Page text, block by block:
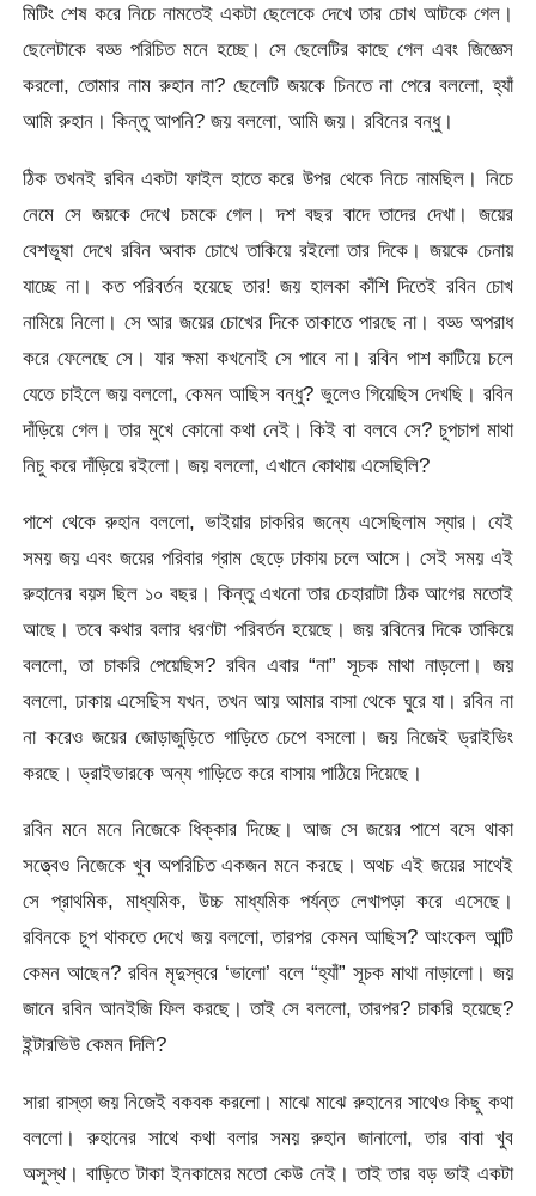
মিটিং শেষ করে নিচে নামতেই একটা ছেলেকে দেখে তার চোখ আটকে গেল।
ছেলেটাকে বড্ড পরিচিত মনে হচ্ছে। সে ছেলেটির কাছে গেল এবং জিজ্ঞেস
করলো, তোমার নাম রুহান না? ছেলেটি জয়কে চিনতে না পেরে বললো, হ্যাঁ
আমি রুহান। কিন্তু আপনি? জয় বললো, আমি জয়। রবিনের বন্ধু।
ঠিক তখনই রবিন একটা ফাইল হাতে করে উপর থেকে নিচে নামছিল। নিচে
নেমে সে জয়কে দেখে চমকে গেল। দশ বছর বাদে তাদের দেখা। জয়ের
বেশভূষা দেখে রবিন অবাক চোখে তাকিয়ে রইলো তার দিকে। জয়কে চেনায়
যাচ্ছে না। কত পরিবর্তন হয়েছে তার! জয় হালকা কাঁশি দিতেই রবিন চোখ
নামিয়ে নিলো। সে আর জয়ের চোখের দিকে তাকাতে পারছে না। বড্ড অপরাধ
করে ফেলেছে সে। যার ক্ষমা কখনোই সে পাবে না। রবিন পাশ কাটিয়ে চলে
যেতে চাইলে জয় বললো, কেমন আছিস বন্ধু? ভুলেও গিয়েছিস দেখছি। রবিন
দাঁড়িয়ে গেল। তার মুখে কোনো কথা নেই। কিই বা বলবে সে? চুপচাপ মাথা
নিচু করে দাঁড়িয়ে রইলো। জয় বললো, এখানে কোথায় এসেছিলি?
পাশে থেকে রুহান বললো, ভাইয়ার চাকরির জন্যে এসেছিলাম স্যার। যেই
সময় জয় এবং জয়ের পরিবার গ্রাম ছেড়ে ঢাকায় চলে আসে। সেই সময় এই
রুহানের বয়স ছিল ১০ বছর। কিন্তু এখনো তার চেহারাটা ঠিক আগের মতোই
আছে। তবে কথার বলার ধরণটা পরিবর্তন হয়েছে। জয় রবিনের দিকে তাকিয়ে
বললো, তা চাকরি পেয়েছিস? রবিন এবার “না” সূচক মাথা নাড়লো। জয়
বললো, ঢাকায় এসেছিস যখন, তখন আয় আমার বাসা থেকে ঘুরে যা। রবিন না
না করেও জয়ের জোড়াজুড়িতে গাড়িতে চেপে বসলো। জয় নিজেই ড্রাইভিং
করছে। ড্রাইভারকে অন্য গাড়িতে করে বাসায় পাঠিয়ে দিয়েছে।
রবিন মনে মনে নিজেকে ধিক্কার দিচ্ছে। আজ সে জয়ের পাশে বসে থাকা
সত্ত্বেও নিজেকে খুব অপরিচিত একজন মনে করছে। অথচ এই জয়ের সাথেই
সে প্রাথমিক, মাধ্যমিক, উচ্চ মাধ্যমিক পর্যন্ত লেখাপড়া করে এসেছে।
রবিনকে চুপ থাকতে দেখে জয় বললো, তারপর কেমন আছিস? আংকেল আন্টি
কেমন আছেন? রবিন মৃদুস্বরে ‘ভালো’ বলে “হ্যাঁ” সূচক মাথা নাড়ালো। জয়
জানে রবিন আনইজি ফিল করছে। তাই সে বললো, তারপর? চাকরি হয়েছে?
ইন্টারভিউ কেমন দিলি?
সারা রাস্তা জয় নিজেই বকবক করলো। মাঝে মাঝে রুহানের সাথেও কিছু কথা
বললো। রুহানের সাথে কথা বলার সময় রুহান জানালো, তার বাবা খুব
অসুস্থ। বাড়িতে টাকা ইনকামের মতো কেউ নেই। তাই তার বড় ভাই একটা